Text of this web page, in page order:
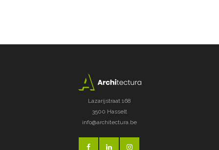
Lazarijstraat 168
3500 Hasselt
info@architectura.be